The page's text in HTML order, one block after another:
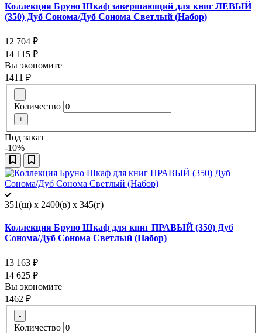
Коллекция Бруно Шкаф завершающий для книг ЛЕВЫЙ
(350) Дуб Сонома/Дуб Сонома Светлый (Набор)
12 704 ₽
14 115 ₽
Вы экономите
1411 ₽
-
Количество
+
Под заказ
-10%
351(ш) x 2400(в) x 345(г)
Коллекция Бруно Шкаф для книг ПРАВЫЙ (350) Дуб
Сонома/Дуб Сонома Светлый (Набор)
13 163 ₽
14 625 ₽
Вы экономите
1462 ₽
-
Количество